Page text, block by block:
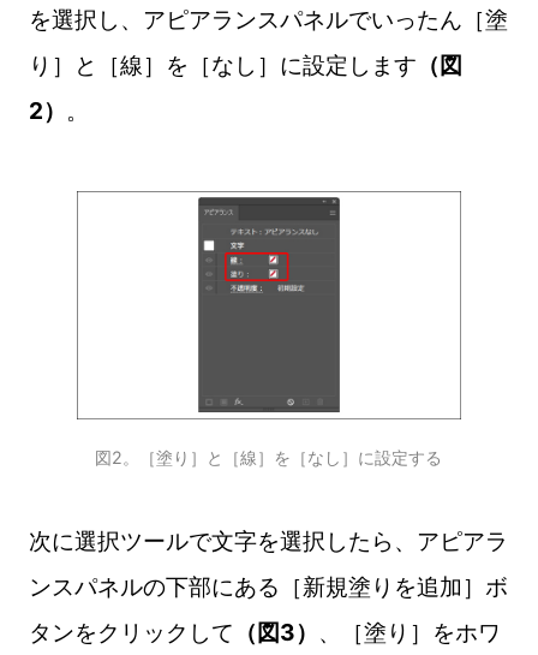
を選択し、アピアランスパネルでいったん［塗
り］と［線］を［なし］に設定します （図
2） 。
図2。［塗り］と［線］を［なし］に設定する
次に選択ツールで文字を選択したら、アピアラ
ンスパネルの下部にある［新規塗りを追加］ボ
タンをクリックして （図3） 、［塗り］をホワ